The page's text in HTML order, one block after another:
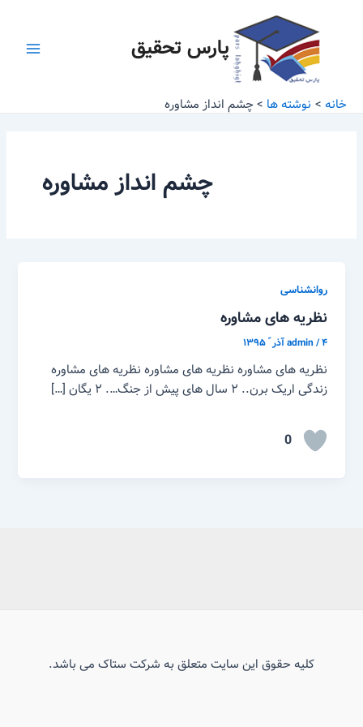
پارس تحقیق
خانه نوشته ها چشم انداز مشاوره
چشم انداز مشاوره
روانشناسی
نظریه های مشاوره
admin/۴ آذر ّ ۱۳۹۵
نظریه های مشاوره نظریه های مشاوره نظریه های مشاوره
زندگی اریک برن.. ۲ سال های پیش از جنگ…. ۲ یگان […]
0
کلیه حقوق این سایت متعلق به شرکت ستاک می باشد.